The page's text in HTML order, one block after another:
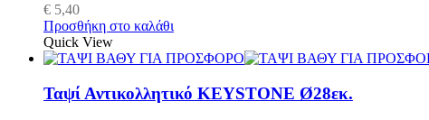
€ 5,40
Προσθήκη στο καλάθι
Quick View
Ταψί Αντικολλητικό KEYSTONE Ø28εκ.